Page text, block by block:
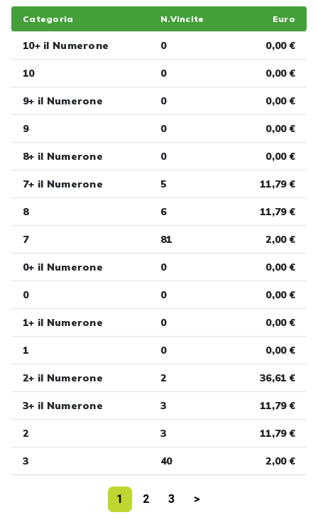
Categoria N.Vincite Euro
10+ il Numerone 0 0,00 €
10 0 0,00 €
9+ il Numerone 0 0,00 €
9 0 0,00 €
8+ il Numerone 0 0,00 €
7+ il Numerone 5 11,79 €
8 6 11,79 €
7 81 2,00 €
0+ il Numerone 0 0,00 €
0 0 0,00 €
1+ il Numerone 0 0,00 €
1 0 0,00 €
2+ il Numerone 2 36,61 €
3+ il Numerone 3 11,79 €
2 3 11,79 €
3 40 2,00 €
1 2 3 >